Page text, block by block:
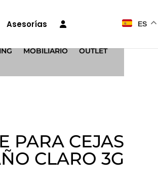
Asesorías ES
MOBILIARIO
OUTLET
PARA CEJAS
CLARO 3G